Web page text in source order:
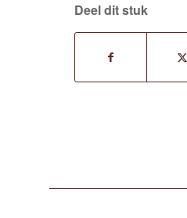
Deel dit stuk